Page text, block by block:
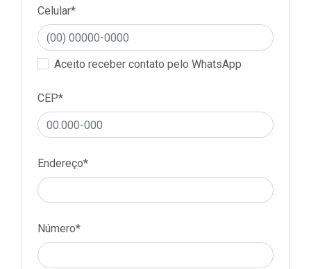
Celular*
Aceito receber contato pelo WhatsApp
CEP*
Endereço*
Número*